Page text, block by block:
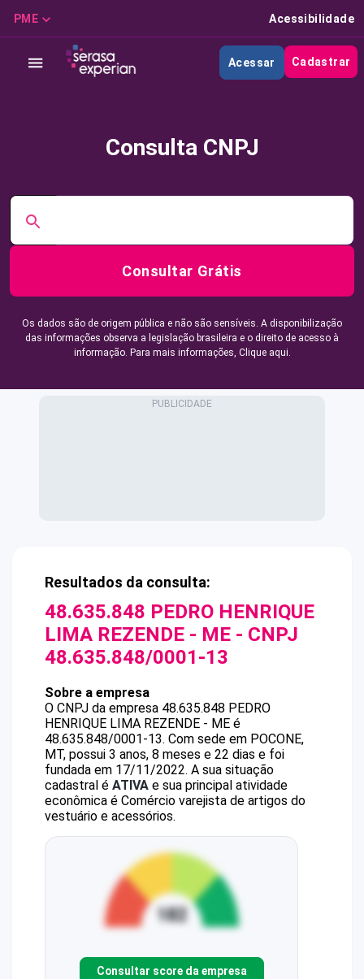
PME Acessibilidade
Acessar Cadastrar
Consulta CNPJ
Consultar Grátis
Os dados são de origem pública e não são sensíveis. A disponibilização
das informações observa a legislação brasileira e o direito de acesso à
informação. Para mais informações, Clique aqui.
Resultados da consulta:
48.635.848 PEDRO HENRIQUE
LIMA REZENDE - ME - CNPJ
48.635.848/0001-13
Sobre a empresa
O CNPJ da empresa 48.635.848 PEDRO
HENRIQUE LIMA REZENDE - ME é
48.635.848/0001-13. Com sede em POCONE,
MT, possui 3 anos, 8 meses e 22 dias e foi
fundada em 17/11/2022. A sua situação
cadastral é ATIVA e sua principal atividade
econômica é Comércio varejista de artigos do
vestuário e acessórios.
Consultar score da empresa